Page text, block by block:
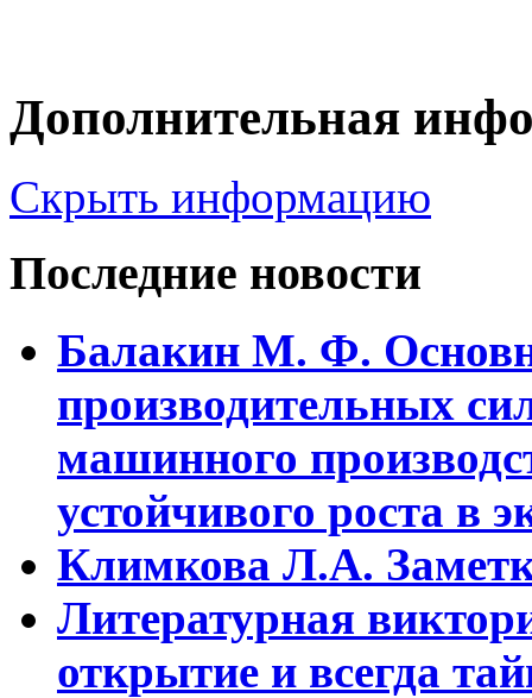
Дополнительная
Скрыть информацию
Последние новости
Балакин М. Ф.
пpоизводительных
машинного
устойчивого pоста в
Климкова Л.А.
Литературная
открытие и всегда